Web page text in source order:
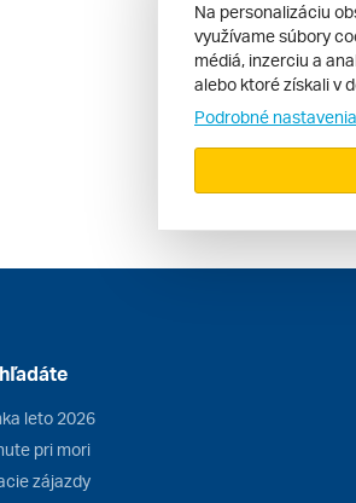
leto 2026
pri mori
zájazdy
Na personalizáciu
využívame súbory
médiá, inzerciu a
alebo ktoré získali v
Podrobné nastavenia